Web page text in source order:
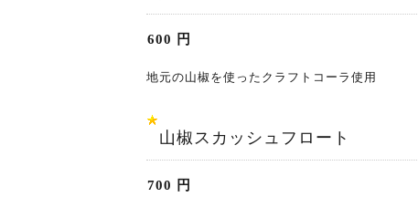
600 円
地元の山椒を使ったクラフトコーラ使用
山椒スカッシュフロート
700 円